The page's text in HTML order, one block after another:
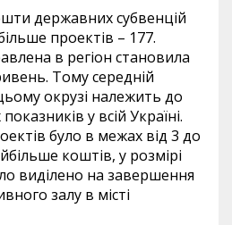
державних субвенцій
проектів – 177.
в регіон становила
Тому середній
окрузі належить до
у всій Україні.
було в межах від 3 до
коштів, у розмірі
виділено на завершення
залу в місті